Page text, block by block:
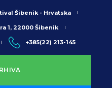
Šibenik - Hrvatska
1, 22000 Šibenik
+385(22) 213-145